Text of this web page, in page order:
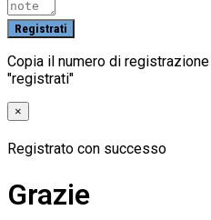
Copia il numero di
"registrati"
×
Registrato con successo
Grazie